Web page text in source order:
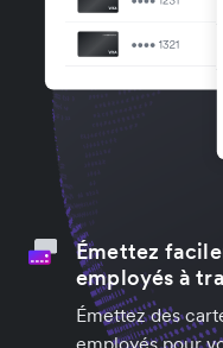
Émettez
employés à
Émettez des